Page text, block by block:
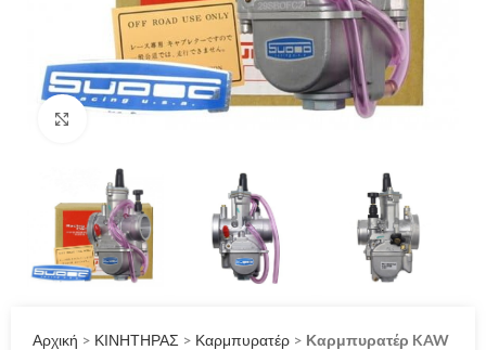
Click to enlarge
Αρχική > ΚΙΝΗΤΗΡΑΣ > Καρμπυρατέρ > Καρμπυρατέρ KAW